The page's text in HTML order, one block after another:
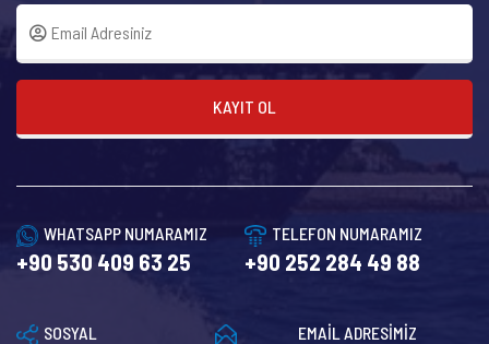
KAYIT OL
WHATSAPP NUMARAMIZ
+90 530 409 63 25
TELEFON NUMARAMIZ
+90 252 284 49 88
EMAİL ADRESİMİZ
SOSYAL